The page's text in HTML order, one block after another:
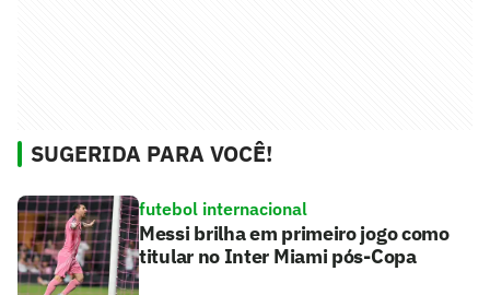
SUGERIDA PARA VOCÊ!
futebol internacional
Messi brilha em primeiro jogo como
titular no Inter Miami pós-Copa